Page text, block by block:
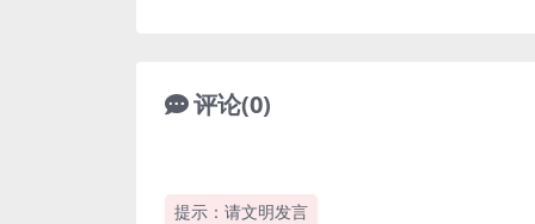
评论(0)
提示：请文明发言